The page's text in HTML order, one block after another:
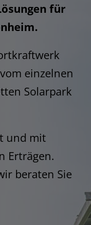
für
einzelnen
Solarpark
und mit
Erträgen.
beraten Sie